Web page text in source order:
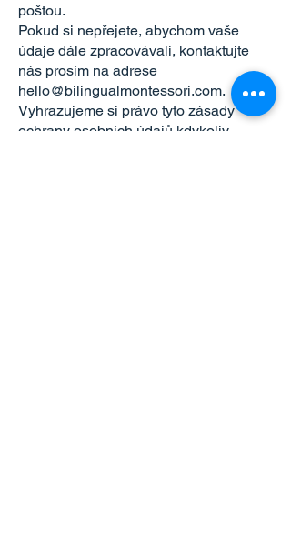
poštou.
Pokud si nepřejete, abychom vaše
údaje dále zpracovávali, kontaktujte
nás prosím na adrese
hello@bilingualmontessori.com.
Vyhrazujeme si právo tyto zásady
ochrany osobních údajů kdykoliv